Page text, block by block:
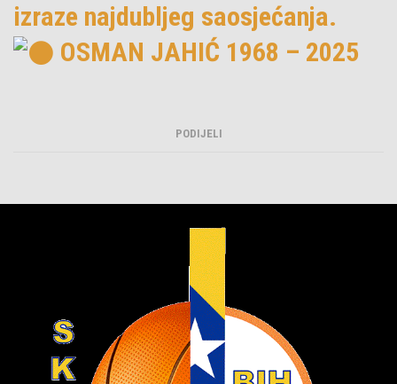
izraze najdubljeg saosjećanja.
OSMAN JAHIĆ 1968 – 2025
PODIJELI